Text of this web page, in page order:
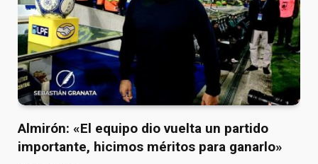
Almirón: «El equipo dio vuelta un partido
importante, hicimos méritos para ganarlo»